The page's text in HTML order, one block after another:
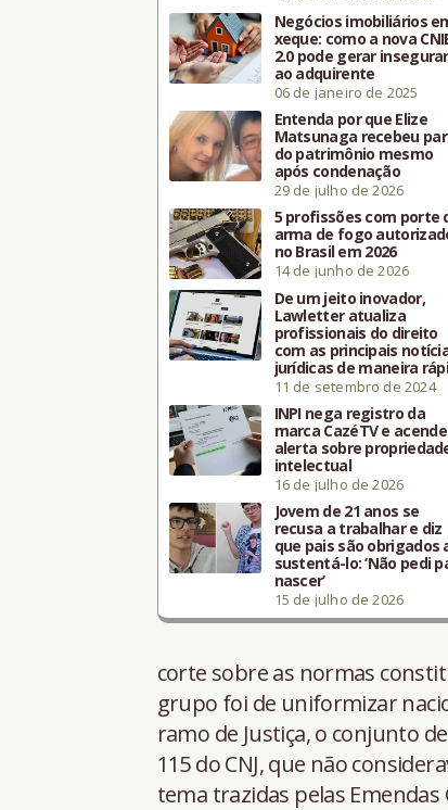
Negócios imobiliários
xeque: como a nova
2.0 pode gerar
ao adquirente
06 de janeiro de 2025
Entenda por que Elize
Matsunaga recebeu
do patrimônio mesmo
após condenação
29 de julho de 2026
5 profissões com porte
arma de fogo
no Brasil em 2026
14 de junho de 2026
De um jeito inovador,
Lawletter atualiza
profissionais do direito
com as principais
jurídicas de maneira
11 de setembro de 2024
INPI nega registro da
marca CazéTV e acende
alerta sobre
intelectual
16 de julho de 2026
Jovem de 21 anos se
recusa a trabalhar e diz
que pais são obrigados
sustentá-lo: ‘Não pedi
nascer’
15 de julho de 2026
corte sobre as normas
grupo foi de uniformizar
ramo de Justiça, o conjunto
115 do CNJ, que não
tema trazidas pelas Emendas